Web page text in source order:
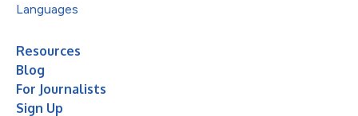
Languages
Resources
Blog
For Journalists
Sign Up